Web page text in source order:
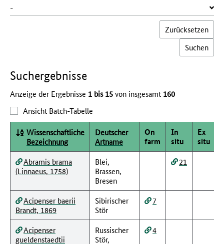
Zurücksetzen
Such­ergebnisse
Anzeige der Ergebnisse 1 bis 15von insgesamt 160
Ansicht Batch-Tabelle
Wissenschaftliche
Bezeichnung
Deutscher
Artname
On
farm
In
situ
Ex
situ
Abramis brama
(Linnaeus, 1758)
Blei,
Brassen,
Bresen
21
Acipenser baerii
Brandt, 1869
Sibirischer
Stör
7
Acipenser
gueldenstaedtii
Russischer
Stör,
4